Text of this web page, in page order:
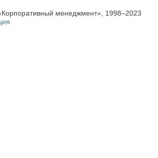
менеджмент», 1998–2023